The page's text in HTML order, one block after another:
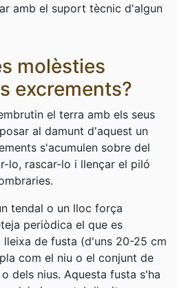
amb el suport tècnic d'algun
molèsties
excrements?
el terra amb els seus
al damunt d'aquest un
s'acumulen sobre del
lo, rascar-lo i llençar el piló
tendal o un lloc força
periòdica el que es
lleixa de fusta (d'uns 20-25 cm
com el niu o el conjunt de
dels nius. Aquesta fusta s'ha